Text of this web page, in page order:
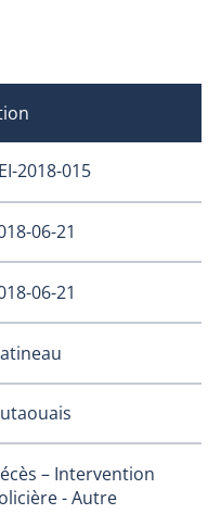
2018-015
06-21
06-21
– Intervention
- Autre